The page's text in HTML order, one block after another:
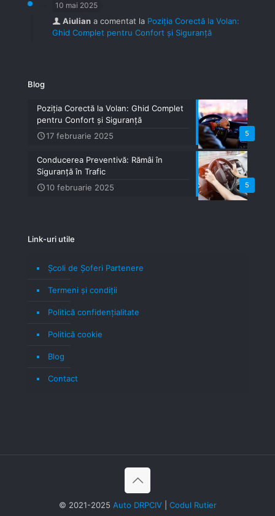
10 mai 2025
Aiulian a comentat la Poziția Corectă la Volan:
Ghid Complet pentru Confort și Siguranță
Blog
5
Poziția Corectă la Volan: Ghid Complet
pentru Confort și Siguranță
17 februarie 2025
5
Conducerea Preventivă: Rămâi în
Siguranță în Trafic
10 februarie 2025
Link-uri utile
Școli de Șoferi Partenere
Termeni şi condiţii
Politică confidenţialitate
Politică cookie
Blog
Contact
© 2021-2025 Auto DRPCIV| Codul Rutier